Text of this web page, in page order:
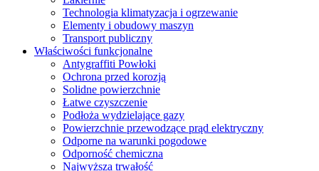
Technologia klimatyzacja i ogrzewanie
Elementy i obudowy maszyn
Transport publiczny
Właściwości funkcjonalne
Antygraffiti Powłoki
Ochrona przed korozją
Solidne powierzchnie
Łatwe czyszczenie
Podłoża wydzielające gazy
Powierzchnie przewodzące prąd elektryczny
Odporne na warunki pogodowe
Odporność chemiczna
Najwyższa trwałość